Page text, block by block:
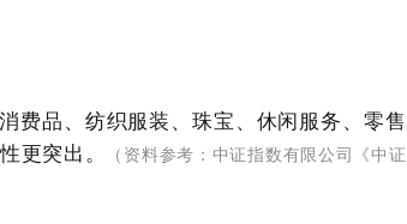
费品、纺织服装、珠宝、休闲服务、零售
更突出。
（资料参考：中证指数有限公司《中证